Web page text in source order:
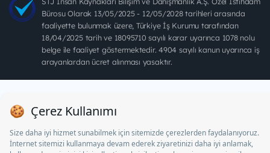
Bürosu Olarak 13/05/2025 - 12/05/2028 tarihleri arasında
faaliyette bulunmak üzere, Türkiye İş Kurumu tarafından
18/04/2025 tarih ve 18095710 sayılı karar uyarınca 1078 nolu
belge ile faaliyet göstermektedir. 4904 sayılı kanun uyarınca iş
arayanlardan ücret alınması yasaktır.